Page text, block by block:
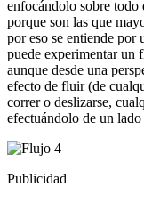
enfocándolo sobre todo
porque son las que
por eso se entiende
puede experimentar un
aunque desde una
efecto de fluir (de
correr o deslizarse,
efectuándolo de un lado
Publicidad